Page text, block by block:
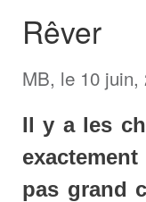
Rêver
MB, le 10 juin,
Il y a les
pas grand